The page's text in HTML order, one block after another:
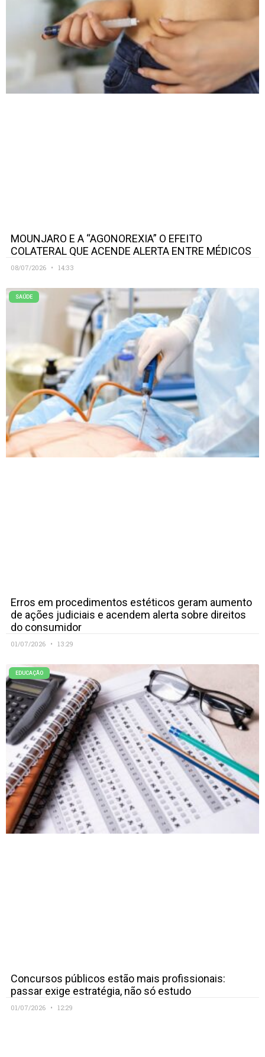
MOUNJARO E A “AGONOREXIA” O EFEITO
COLATERAL QUE ACENDE ALERTA ENTRE MÉDICOS
08/07/2026 14:33
SAÚDE
Erros em procedimentos estéticos geram aumento
de ações judiciais e acendem alerta sobre direitos
do consumidor
01/07/2026 13:29
EDUCAÇÃO
Concursos públicos estão mais profissionais:
passar exige estratégia, não só estudo
01/07/2026 12:29